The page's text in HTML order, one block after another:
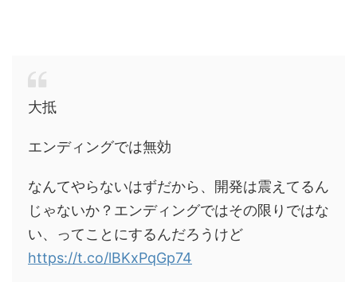
大抵
エンディングでは無効
なんてやらないはずだから、開発は震えてるん
じゃないか？エンディングではその限りではな
い、ってことにするんだろうけど
https://t.co/lBKxPqGp74